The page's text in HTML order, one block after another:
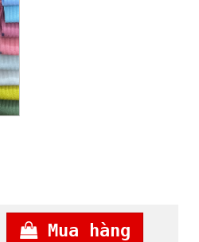
Mua hàng